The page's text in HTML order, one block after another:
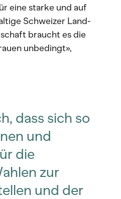
eine starke und auf
Schweizer Land-
braucht es die
unbedingt»,
dass sich so
und
die
zur
und der